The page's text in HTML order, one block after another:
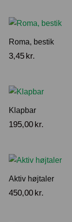
Roma, bestik
3,45 kr.
Klapbar
195,00 kr.
Aktiv højtaler
450,00 kr.